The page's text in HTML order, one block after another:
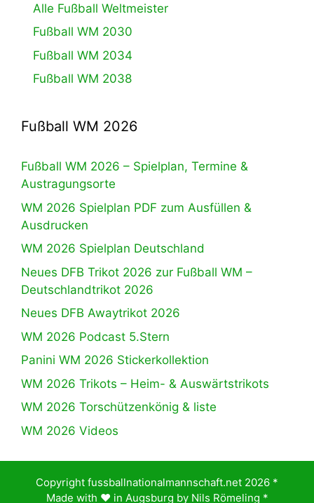
Alle Fußball Weltmeister
Fußball WM 2030
Fußball WM 2034
Fußball WM 2038
Fußball WM 2026
Fußball WM 2026 – Spielplan, Termine &
Austragungsorte
WM 2026 Spielplan PDF zum Ausfüllen &
Ausdrucken
WM 2026 Spielplan Deutschland
Neues DFB Trikot 2026 zur Fußball WM –
Deutschlandtrikot 2026
Neues DFB Awaytrikot 2026
WM 2026 Podcast 5.Stern
Panini WM 2026 Stickerkollektion
WM 2026 Trikots – Heim- & Auswärtstrikots
WM 2026 Torschützenkönig & liste
WM 2026 Videos
Copyright fussballnationalmannschaft.net 2026 *
Made with ♥️ in Augsburg by Nils Römeling *